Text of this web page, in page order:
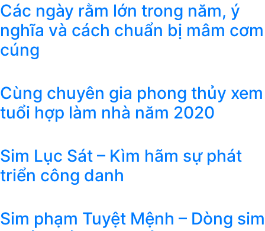
Các ngày rằm lớn trong năm, ý
nghĩa và cách chuẩn bị mâm cơm
cúng
Cùng chuyên gia phong thủy xem
tuổi hợp làm nhà năm 2020
Sim Lục Sát – Kìm hãm sự phát
triển công danh
Sim phạm Tuyệt Mệnh – Dòng sim